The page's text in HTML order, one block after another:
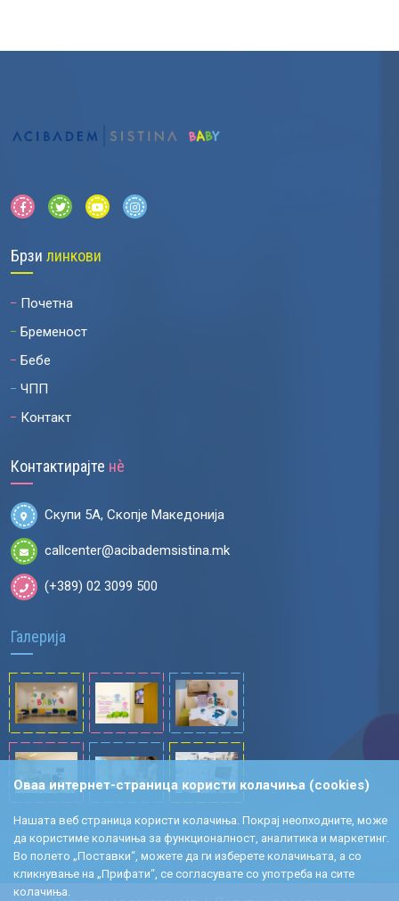
Брзи линкови
Почетна
Бременост
Бебе
ЧПП
Контакт
Контактирајте нѐ
Скупи 5А, Скопје Македонија
callcenter@acibademsistina.mk
(+389) 02 3099 500
Галерија
Оваа интернет-страница користи колачиња (cookies)
Нашата веб страница користи колачиња. Покрај неопходните, може
да користиме колачиња за функционалност, аналитика и маркетинг.
Во полето „Поставки“, можете да ги изберете колачињата, а со
кликнување на „Прифати“, се согласувате со употреба на сите
колачиња.